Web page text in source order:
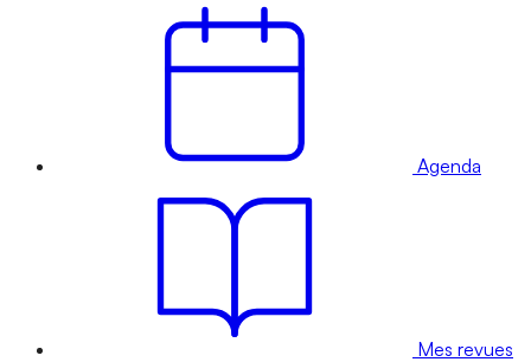
Agenda
Mes revues